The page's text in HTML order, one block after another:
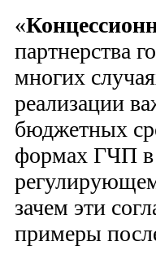
«
партнерства
многих
реализации
бюджетных
формах ГЧП
регулирующем
зачем эти
примеры